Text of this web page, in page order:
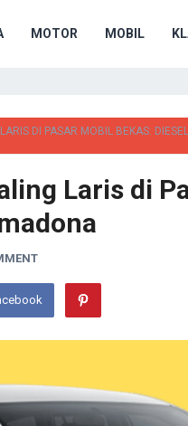
MOTOR MOBIL
DI PASAR MOBIL BEKAS:
Laris di